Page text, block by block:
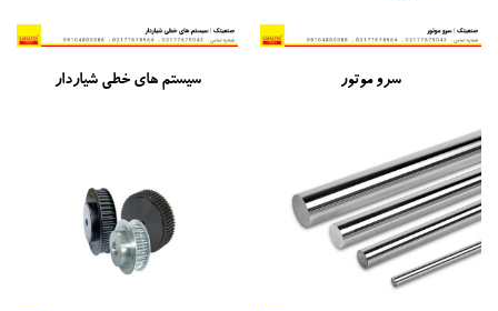
سرو موتور سیستم های خطی شیاردار